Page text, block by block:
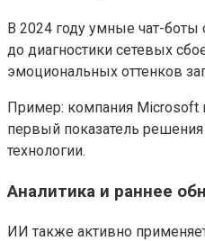
В 2024 году умные чат-
до диагностики сетевых
эмоциональных оттенков
Пример: компания Microsoft
первый показатель
технологии.
Аналитика и раннее
ИИ также активно